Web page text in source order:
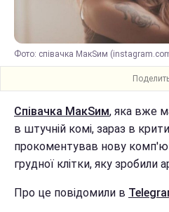
Фото: співачка МакSим
Співачка МакSим, яка вже
в штучній комі, зараз в
прокоментував нову
грудної клітки, яку зробили
Про це повідомили в